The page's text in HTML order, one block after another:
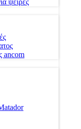
ψείρες
ancom